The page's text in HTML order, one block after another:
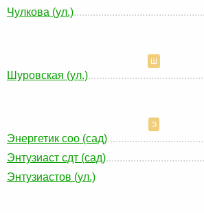
Чулкова (ул.)
Ш
Шуровская (ул.)
Э
Энергетик соо (сад)
Энтузиаст сдт (сад)
Энтузиастов (ул.)